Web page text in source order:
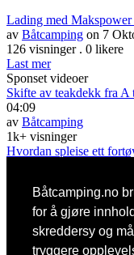
Båtcamping.no
for å gjøre
skreddersy og
tryggere
Lading med
av Båtcamping on 7
126 visninger . 0 likere
Last mer
Sponset videoer
Skifte av teakdekk fra A
04:09
av Båtcamping
1k+ visninger
Hvordan spleise ett
Den vakreste
Europa
02:43:07
Båtcamping